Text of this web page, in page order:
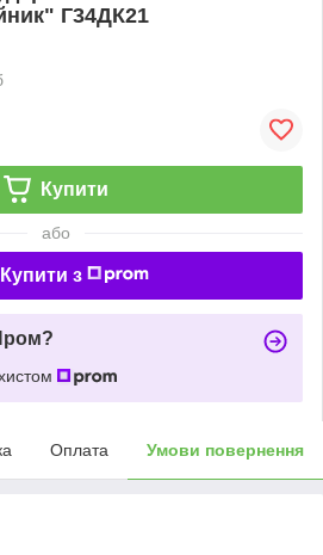
Г34ДК21
Купити
або
Купити з
Оплата Умови повернення